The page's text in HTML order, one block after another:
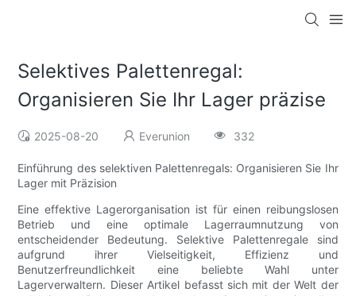
Selektives Palettenregal:
Organisieren Sie Ihr Lager präzise
2025-08-20 Everunion 332
Einführung des selektiven Palettenregals: Organisieren Sie Ihr
Lager mit Präzision
Eine effektive Lagerorganisation ist für einen reibungslosen
Betrieb und eine optimale Lagerraumnutzung von
entscheidender Bedeutung. Selektive Palettenregale sind
aufgrund ihrer Vielseitigkeit, Effizienz und
Benutzerfreundlichkeit eine beliebte Wahl unter
Lagerverwaltern. Dieser Artikel befasst sich mit der Welt der